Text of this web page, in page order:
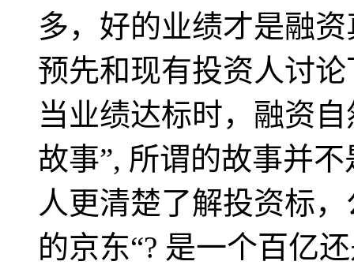
多，好的业绩才是融
预先和现有投资人讨
当业绩达标时，融资
故事”, 所谓的故事并
人更清楚了解投资标
的京东“? 是一个百亿